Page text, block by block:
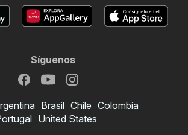
Síguenos
Brasil Chile Colombia
United States